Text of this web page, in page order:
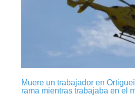
Muere un trabajador en
rama mientras trabajaba en el